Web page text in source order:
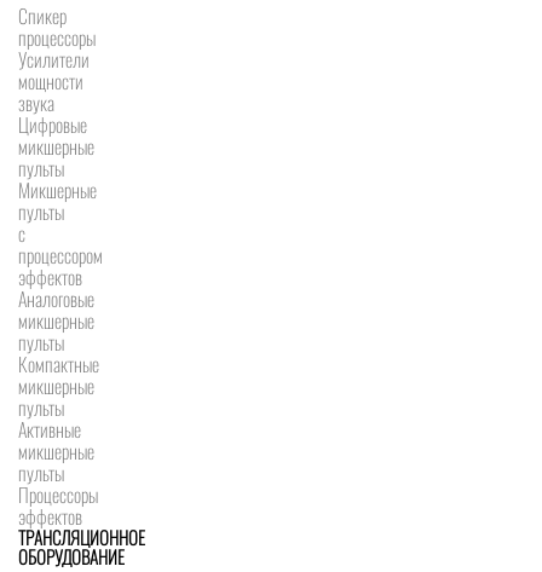
Спикер
процессоры
Усилители
мощности
звука
Цифровые
микшерные
пульты
Микшерные
пульты
с
процессором
эффектов
Аналоговые
микшерные
пульты
Компактные
микшерные
пульты
Активные
микшерные
пульты
Процессоры
эффектов
ТРАНСЛЯЦИОННОЕ
ОБОРУДОВАНИЕ